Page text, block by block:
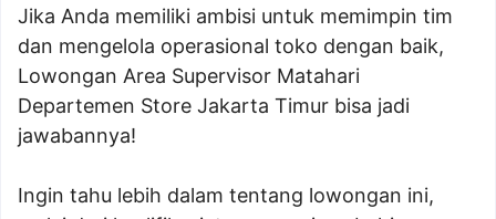
Jika Anda memiliki ambisi untuk memimpin tim
dan mengelola operasional toko dengan baik,
Lowongan Area Supervisor Matahari
Departemen Store Jakarta Timur bisa jadi
jawabannya!
Ingin tahu lebih dalam tentang lowongan ini,